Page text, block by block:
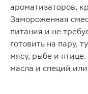
ароматизаторов,
Замороженная
питания и не
готовить на пару,
мясу, рыбе и
масла и специй